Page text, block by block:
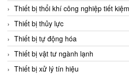
Cofimco
Coltraco
Comat Releco
Comax
COMETECH VietNam
Thiết bị thổi khí công nghiệp tiết
Thiết bị thủy lực
Thiết bị tự động hóa
Thiết bị vật tư ngành lạnh
Thiết bị xử lý tín hiệu